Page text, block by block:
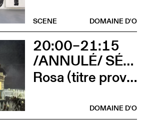
DOMAINE D'O
SCENE
20:00–21:15
/ANNULÉ/ SÉVERINE CHAVRIER
Rosa (titre provisoire)
DOMAINE D'O